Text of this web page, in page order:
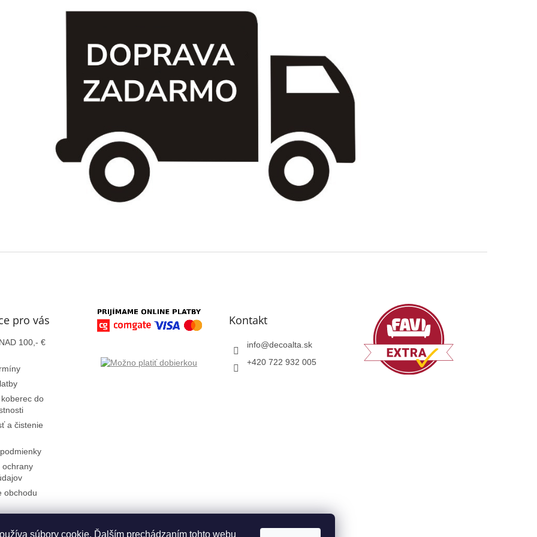
súbory cookie. Ďalším prechádzaním tohto webu
pro vás
100,- €
do
a čistenie
ochrany
obchodu
Kontakt
info@decoalta.sk
+420 722 932 005